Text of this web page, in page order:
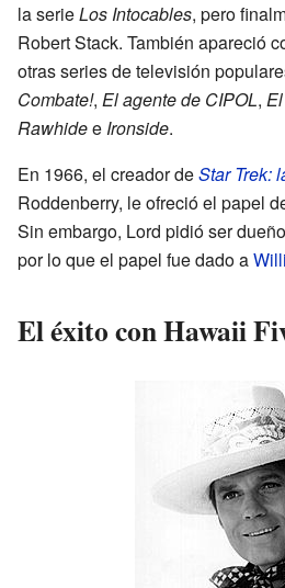
la serieLos Intocables, pero
Robert Stack. También apareció
otras series de televisión
Combate!, El agente de CIPOL,
Rawhidee Ironside.
En 1966, el creador deStar Trek:
Roddenberry, le ofreció el papel
Sin embargo, Lord pidió ser
por lo que el papel fue dado a
El éxito con Hawaii